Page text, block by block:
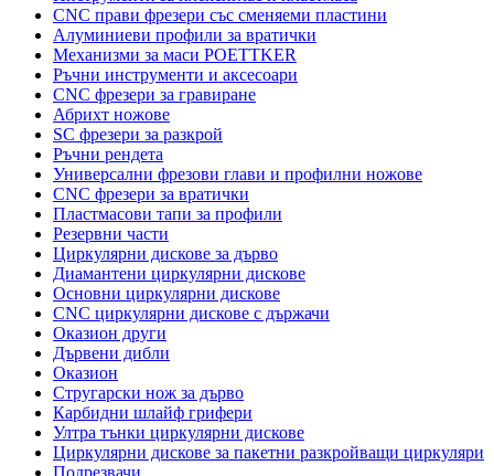
CNC прави фрезери със сменяеми пластини
Алуминиеви профили за вратички
Механизми за маси POETTKER
Ръчни инструменти и аксесоари
CNC фрезери за гравиране
Абрихт ножове
SC фрезери за разкрой
Ръчни рендета
Универсални фрезови глави и профилни ножове
CNC фрезери за вратички
Пластмасови тапи за профили
Резервни части
Циркулярни дискове за дърво
Диамантени циркулярни дискове
Основни циркулярни дискове
CNC циркулярни дискове с държачи
Оказион други
Дървени дибли
Оказион
Стругарски нож за дърво
Карбидни шлайф грифери
Ултра тънки циркулярни дискове
Циркулярни дискове за пакетни разкройващи циркуляри
Подрезвачи